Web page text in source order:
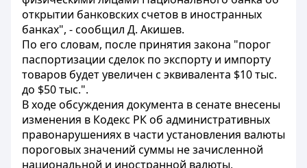
открытии банковских счетов в иностранных
банках", - сообщил Д. Акишев.
По его словам, после принятия закона "порог
паспортизации сделок по экспорту и импорту
товаров будет увеличен с эквивалента $10 тыс.
до $50 тыс.".
В ходе обсуждения документа в сенате внесены
изменения в Кодекс РК об административных
правонарушениях в части установления валюты
пороговых значений суммы не зачисленной
национальной и иностранной валюты,